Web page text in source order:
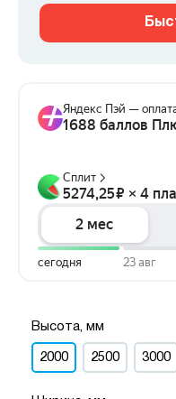
Высота, мм
2000 2500 3000